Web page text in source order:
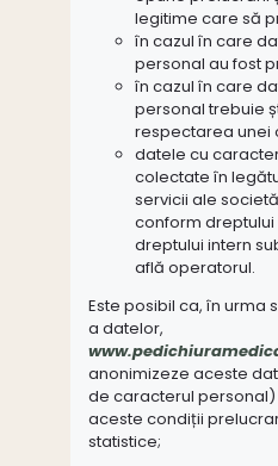
legitime care să
în cazul în care
personal au fost
în cazul în care
personal trebuie
respectarea unei
datele cu
colectate în
servicii ale
conform dreptului
dreptului intern
află operatorul.
Este posibil ca, în urma
a datelor,
anonimizeze aceste
de caracterul personal)
aceste condiții
statistice;